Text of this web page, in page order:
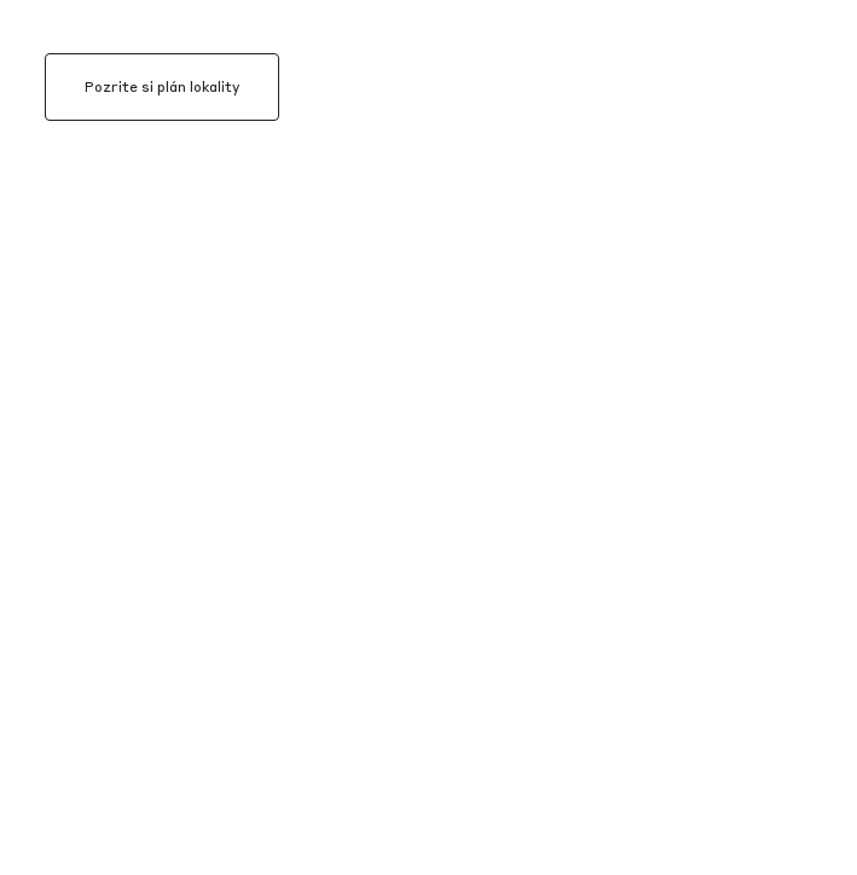
Pozrite si plán lokality